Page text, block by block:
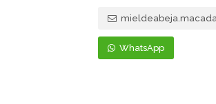
WhatsApp